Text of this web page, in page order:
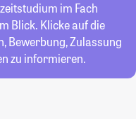
im Fach
Blick. Klicke auf die
Bewerbung, Zulassung
zu informieren.